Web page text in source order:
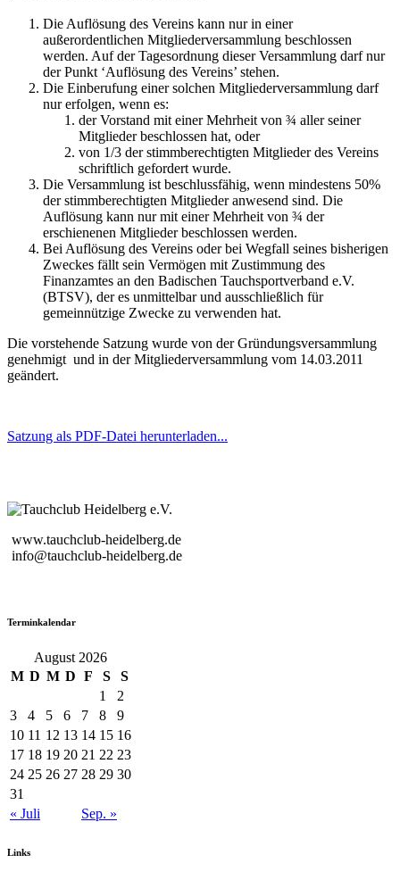
Die Auflösung des Vereins kann nur in einer
außerordentlichen Mitgliederversammlung beschlossen
werden. Auf der Tagesordnung dieser Versammlung darf nur
der Punkt ‘Auflösung des Vereins’ stehen.
Die Einberufung einer solchen Mitgliederversammlung darf
nur erfolgen, wenn es:
der Vorstand mit einer Mehrheit von ¾ aller seiner
Mitglieder beschlossen hat, oder
von 1/3 der stimmberechtigten Mitglieder des Vereins
schriftlich gefordert wurde.
Die Versammlung ist beschlussfähig, wenn mindestens 50%
der stimmberechtigten Mitglieder anwesend sind. Die
Auflösung kann nur mit einer Mehrheit von ¾ der
erschienenen Mitglieder beschlossen werden.
Bei Auflösung des Vereins oder bei Wegfall seines bisherigen
Zweckes fällt sein Vermögen mit Zustimmung des
Finanzamtes an den Badischen Tauchsportverband e.V.
(BTSV), der es unmittelbar und ausschließlich für
gemeinnützige Zwecke zu verwenden hat.
Die vorstehende Satzung wurde von der Gründungsversammlung
genehmigt und in der Mitgliederversammlung vom 14.03.2011
geändert.
Satzung als PDF-Datei herunterladen...
www.tauchclub-heidelberg.de
info@tauchclub-heidelberg.de
Terminkalendar
August 2026
M D M D F S
S
1
2
3
4 5 6 7 8
9
10 11 12 13 14 15 16
17 18 19 20 21 22 23
24 25 26 27 28 29 30
31
« Juli
Sep. »
Links